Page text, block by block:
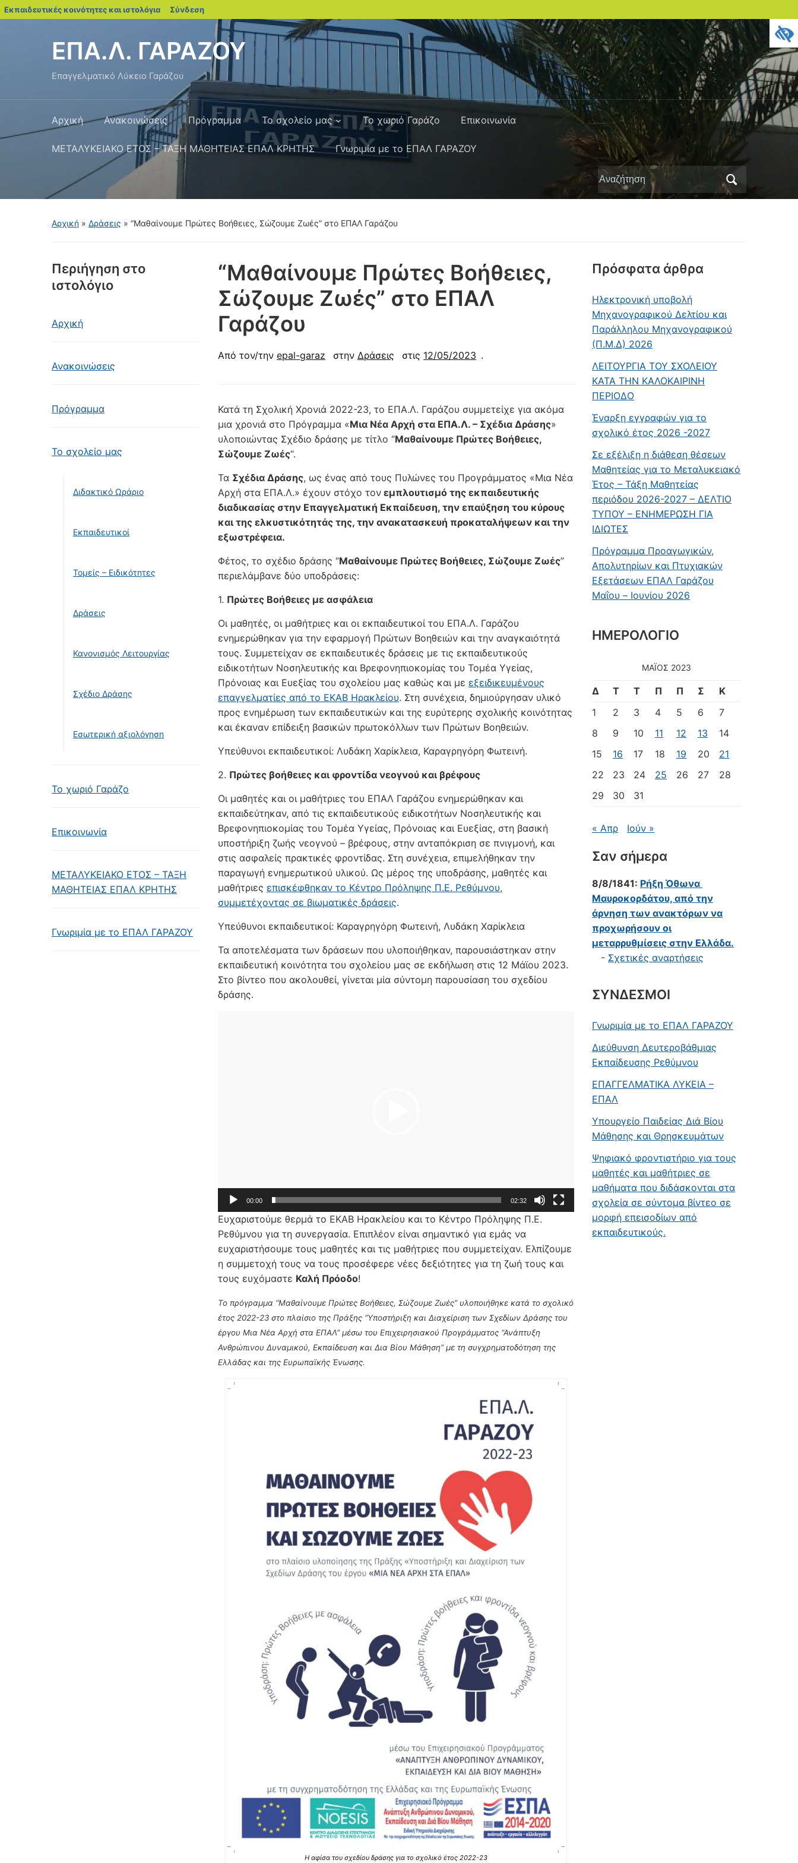
Εκπαιδευτικές κοινότητες και ιστολόγια blogs.sch.gr
Σύνδεση
ΕΠΑ.Λ. ΓΑΡΑΖΟΥ
Επαγγελματικό Λύκειο Γαράζου
Αρχική Ανακοινώσεις Πρόγραμμα Το σχολείο μας Το χωριό Γαράζο Επικοινωνία
ΜΕΤΑΛΥΚΕΙΑΚΟ ΕΤΟΣ – ΤΑΞΗ ΜΑΘΗΤΕΙΑΣ ΕΠΑΛ ΚΡΗΤΗΣ Γνωριμία με το ΕΠΑΛ ΓΑΡΑΖΟΥ
Αναζήτηση
για:
Αρχική » Δράσεις » “Μαθαίνουμε Πρώτες Βοήθειες, Σώζουμε Ζωές” στο ΕΠΑΛ Γαράζου
Περιήγηση στο
ιστολόγιο
Αρχική
Ανακοινώσεις
Πρόγραμμα
Το σχολείο μας
Διδακτικό Ωράριο
Εκπαιδευτικοί
Τομείς – Ειδικότητες
Δράσεις
Κανονισμός Λειτουργίας
Σχέδιο Δράσης
Εσωτερική αξιολόγηση
Το χωριό Γαράζο
Επικοινωνία
ΜΕΤΑΛΥΚΕΙΑΚΟ ΕΤΟΣ – ΤΑΞΗ
ΜΑΘΗΤΕΙΑΣ ΕΠΑΛ ΚΡΗΤΗΣ
Γνωριμία με το ΕΠΑΛ ΓΑΡΑΖΟΥ
“Μαθαίνουμε Πρώτες Βοήθειες,
Σώζουμε Ζωές” στο ΕΠΑΛ
Γαράζου
Από τον/την epal-garaz στην Δράσεις στις 12/05/2023 .
Κατά τη Σχολική Χρονιά 2022-23, το ΕΠΑ.Λ. Γαράζου συμμετείχε για ακόμα
μια χρονιά στο Πρόγραμμα «Μια Νέα Αρχή στα ΕΠΑ.Λ. – Σχέδια Δράσης»
υλοποιώντας Σχέδιο δράσης με τίτλο “Μαθαίνουμε Πρώτες Βοήθειες,
Σώζουμε Ζωές“.
Τα Σχέδια Δράσης, ως ένας από τους Πυλώνες του Προγράμματος «Μια Νέα
Αρχή στα ΕΠΑ.Λ.» έχουν στόχο τον εμπλουτισμό της εκπαιδευτικής
διαδικασίας στην Επαγγελματική Εκπαίδευση, την επαύξηση του κύρους
και της ελκυστικότητάς της, την ανακατασκευή προκαταλήψεων και την
εξωστρέφεια.
Φέτος, το σχέδιο δράσης “Μαθαίνουμε Πρώτες Βοήθειες, Σώζουμε Ζωές”
περιελάμβανε δύο υποδράσεις:
1. Πρώτες Βοήθειες με ασφάλεια
Οι μαθητές, οι μαθήτριες και οι εκπαιδευτικοί του ΕΠΑ.Λ. Γαράζου
ενημερώθηκαν για την εφαρμογή Πρώτων Βοηθειών και την αναγκαιότητά
τους. Συμμετείχαν σε εκπαιδευτικές δράσεις με τις εκπαιδευτικούς
ειδικοτήτων Νοσηλευτικής και Βρεφονηπιοκομίας του Τομέα Υγείας,
Πρόνοιας και Ευεξίας του σχολείου μας καθώς και με εξειδικευμένους
επαγγελματίες από το ΕΚΑΒ Ηρακλείου. Στη συνέχεια, δημιούργησαν υλικό
προς ενημέρωση των εκπαιδευτικών και της ευρύτερης σχολικής κοινότητας
και έκαναν επίδειξη βασικών πρωτοκόλλων των Πρώτων Βοηθειών.
Υπεύθυνοι εκπαιδευτικοί: Λυδάκη Χαρίκλεια, Καραγρηγόρη Φωτεινή.
2. Πρώτες βοήθειες και φροντίδα νεογνού και βρέφους
Οι μαθητές και οι μαθήτριες του ΕΠΑΛ Γαράζου ενημερώθηκαν και
εκπαιδεύτηκαν, από τις εκπαιδευτικούς ειδικοτήτων Νοσηλευτικής και
Βρεφονηπιοκομίας του Τομέα Υγείας, Πρόνοιας και Ευεξίας, στη βασική
υποστήριξη ζωής νεογνού – βρέφους, στην ανταπόκριση σε πνιγμονή, και
στις ασφαλείς πρακτικές φροντίδας. Στη συνέχεια, επιμελήθηκαν την
παραγωγή ενημερωτικού υλικού. Ως μέρος της υποδράσης, μαθητές και
μαθήτριες επισκέφθηκαν το Κέντρο Πρόληψης Π.Ε. Ρεθύμνου,
συμμετέχοντας σε βιωματικές δράσεις.
Υπεύθυνοι εκπαιδευτικοί: Καραγρηγόρη Φωτεινή, Λυδάκη Χαρίκλεια
Τα αποτελέσματα των δράσεων που υλοποιήθηκαν, παρουσιάστηκαν στην
εκπαιδευτική κοινότητα του σχολείου μας σε εκδήλωση στις 12 Μάϊου 2023.
Στο βίντεο που ακολουθεί, γίνεται μία σύντομη παρουσίαση του σχεδίου
δράσης.
00:00 02:32
Ευχαριστούμε θερμά το ΕΚΑΒ Ηρακλείου και το Κέντρο Πρόληψης Π.Ε.
Ρεθύμνου για τη συνεργασία. Επιπλέον είναι σημαντικό για εμάς να
ευχαριστήσουμε τους μαθητές και τις μαθήτριες που συμμετείχαν. Ελπίζουμε
η συμμετοχή τους να τους προσέφερε νέες δεξιότητες για τη ζωή τους και
τους ευχόμαστε Καλή Πρόοδο!
Το πρόγραμμα “Μαθαίνουμε Πρώτες Βοήθειες, Σώζουμε Ζωές” υλοποιήθηκε κατά το σχολικό
έτος 2022-23 στο πλαίσιο της Πράξης “Υποστήριξη και Διαχείριση των Σχεδίων Δράσης του
έργου Μια Νέα Αρχή στα ΕΠΑΛ” μέσω του Επιχειρησιακού Προγράμματος “Ανάπτυξη
Ανθρώπινου Δυναμικού, Εκπαίδευση και Δια Βίου Μάθηση” με τη συγχρηματοδότηση της
Ελλάδας και της Ευρωπαϊκής Ένωσης.
Η αφίσα του σχεδίου δράσης για το σχολικό έτος 2022-23
Πρόσφατα άρθρα
Ηλεκτρονική υποβολή
Μηχανογραφικού Δελτίου και
Παράλληλου Μηχανογραφικού
(Π.Μ.Δ) 2026
ΛΕΙΤΟΥΡΓΙΑ ΤΟΥ ΣΧΟΛΕΙΟΥ
ΚΑΤΑ ΤΗΝ ΚΑΛΟΚΑΙΡΙΝΗ
ΠΕΡΙΟΔΟ
Έναρξη εγγραφών για το
σχολικό έτος 2026 -2027
Σε εξέλιξη η διάθεση θέσεων
Μαθητείας για το Μεταλυκειακό
Έτος – Τάξη Μαθητείας
περιόδου 2026-2027 – ΔΕΛΤΙΟ
ΤΥΠΟΥ – ΕΝΗΜΕΡΩΣΗ ΓΙΑ
ΙΔΙΩΤΕΣ
Πρόγραμμα Προαγωγικών,
Απολυτηρίων και Πτυχιακών
Εξετάσεων ΕΠΑΛ Γαράζου
Μαΐου – Ιουνίου 2026
ΗΜΕΡΟΛΟΓΙΟ
ΜΆΙΟΣ 2023
Δ Τ Τ Π Π Σ
Κ
1
2 3 4 5 6
7
8
9 10 11 12 13
14
15
16 17 18 19 20
21
22
23 24 25 26 27
28
29
30 31
« Απρ Ιούν »
Σαν σήμερα
8/8/1841: Ρήξη Όθωνα 
Μαυροκορδάτου, από την
άρνηση των ανακτόρων να
προχωρήσουν οι
μεταρρυθμίσεις στην Ελλάδα.
- Σχετικές αναρτήσεις
ΣΥΝΔΕΣΜΟΙ
Γνωριμία με το ΕΠΑΛ ΓΑΡΑΖΟΥ
Διεύθυνση Δευτεροβάθμιας
Εκπαίδευσης Ρεθύμνου
ΕΠΑΓΓΕΛΜΑΤΙΚΑ ΛΥΚΕΙΑ –
ΕΠΑΛ
Υπουργείο Παιδείας Διά Βίου
Μάθησης και Θρησκευμάτων
Ψηφιακό φροντιστήριο για τους
μαθητές και μαθήτριες σε
μαθήματα που διδάσκονται στα
σχολεία σε σύντομα βίντεο σε
μορφή επεισοδίων από
εκπαιδευτικούς.